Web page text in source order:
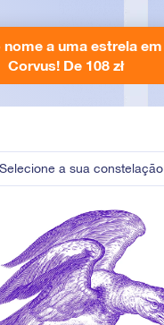
Selecione a sua constelação
nome a uma estrela em
Corvus! De 108 zł